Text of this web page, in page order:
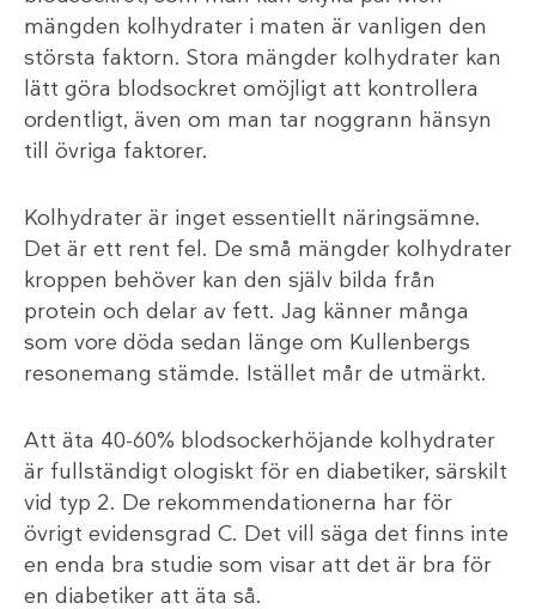
mängden kolhydrater i maten är vanligen den
största faktorn. Stora mängder kolhydrater kan
lätt göra blodsockret omöjligt att kontrollera
ordentligt, även om man tar noggrann hänsyn
till övriga faktorer.
Kolhydrater är inget essentiellt näringsämne.
Det är ett rent fel. De små mängder kolhydrater
kroppen behöver kan den själv bilda från
protein och delar av fett. Jag känner många
som vore döda sedan länge om Kullenbergs
resonemang stämde. Istället mår de utmärkt.
Att äta 40-60% blodsockerhöjande kolhydrater
är fullständigt ologiskt för en diabetiker, särskilt
vid typ 2. De rekommendationerna har för
övrigt evidensgrad C. Det vill säga det finns inte
en enda bra studie som visar att det är bra för
en diabetiker att äta så.